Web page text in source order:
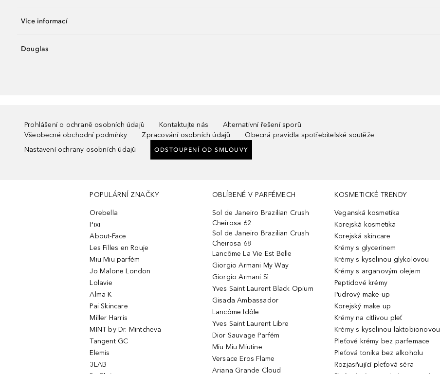
Více informací
Douglas
Prohlášení o ochraně osobních údajů Kontaktujte nás
Alternativní řešení sporů
Všeobecné obchodní podmínky
Zpracování osobních údajů
Obecná pravidla spotřebitelské soutěže
Nastavení ochrany osobních údajů
ODSTOUPENÍ OD SMLOUVY
POPULÁRNÍ ZNAČKY
Orebella
Pixi
About-Face
Les Filles en Rouje
Miu Miu parfém
Jo Malone London
Lolavie
Alma K
Pai Skincare
Miller Harris
MINT by Dr. Mintcheva
Tangent GC
Elemis
3LAB
OBLÍBENÉ V PARFÉMECH
Sol de Janeiro Brazilian Crush
Cheirosa 62
Sol de Janeiro Brazilian Crush
Cheirosa 68
Lancôme La Vie Est Belle
Giorgio Armani My Way
Giorgio Armani Sì
Yves Saint Laurent Black Opium
Gisada Ambassador
Lancôme Idôle
Yves Saint Laurent Libre
Dior Sauvage Parfém
Miu Miu Miutine
Versace Eros Flame
Ariana Grande Cloud
KOSMETICKÉ TRENDY
Veganská kosmetika
Korejská kosmetika
Korejská skincare
Krémy s glycerinem
Krémy s kyselinou glykolovou
Krémy s arganovým olejem
Peptidové krémy
Pudrový make-up
Korejský make up
Krémy na citlivou pleť
Krémy s kyselinou laktobionovou
Pleťové krémy bez parfemace
Pleťová tonika bez alkoholu
Rozjasňující pleťová séra